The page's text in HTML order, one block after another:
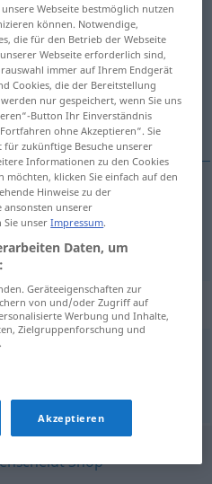
anklicken/antippen)
todo
zuoberst
"zuoberst"
Webseite bestmöglich nutzen
können. Notwendige,
die für den Betrieb der Webseite
Webseite erforderlich sind,
immer auf Ihrem Endgerät
Cookies, die der Bereitstellung
nur gespeichert, wenn Sie uns
Button Ihr Einverständnis
ohne Akzeptieren“. Sie
zukünftige Besuche unserer
Informationen zu den Cookies
klicken Sie einfach auf den
Hinweise zu der
ansonsten unserer
Sie unserImpressum.
Daten, um
Geräteeigenschaften zur
von und/oder Zugriff auf
Werbung und Inhalte,
Zielgruppenforschung und
Akzeptieren